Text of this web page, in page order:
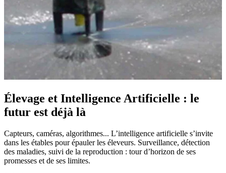
Élevage et Intelligence Artificielle : le
futur est déjà là
Capteurs, caméras, algorithmes... L’intelligence artificielle s’invite
dans les étables pour épauler les éleveurs. Surveillance, détection
des maladies, suivi de la reproduction : tour d’horizon de ses
promesses et de ses limites.